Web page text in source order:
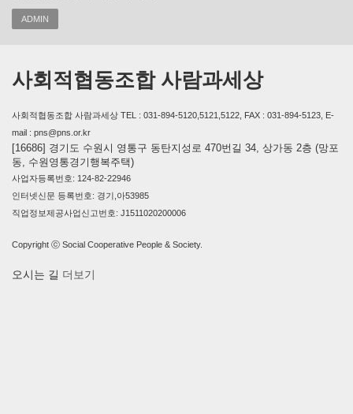
ADMIN
사회적협동조합 사람과세상
사회적협동조합 사람과세상 TEL : 031-894-5120,5121,5122, FAX : 031-894-5123, E-
mail : pns@pns.or.kr
[16686] 경기도 수원시 영통구 동탄지성로 470번길 34, 상가동 2층 (망포
동, 수원영통경기행복주택)
사업자등록번호: 124-82-22946
인터넷신문 등록번호: 경기,아53985
직업정보제공사업신고번호: J1511020200006
Copyright ⓒ Social Cooperative People & Society.
오시는 길 더보기